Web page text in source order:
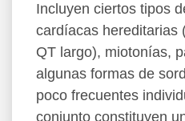
Incluyen ciertos tipos
cardíacas hereditarias
QT largo), miotonías,
algunas formas de
poco frecuentes
conjunto constituyen